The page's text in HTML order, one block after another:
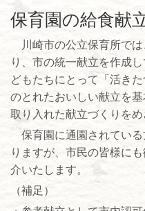
保育園の給食献
川崎市の公立保育所では
り、市の統一献立を作成
どもたちにとって「活き
のとれたおいしい献立を
取り入れた献立づくりをめ
保育園に通園されてい
りますが、市民の皆様に
介いたします。
（補足）